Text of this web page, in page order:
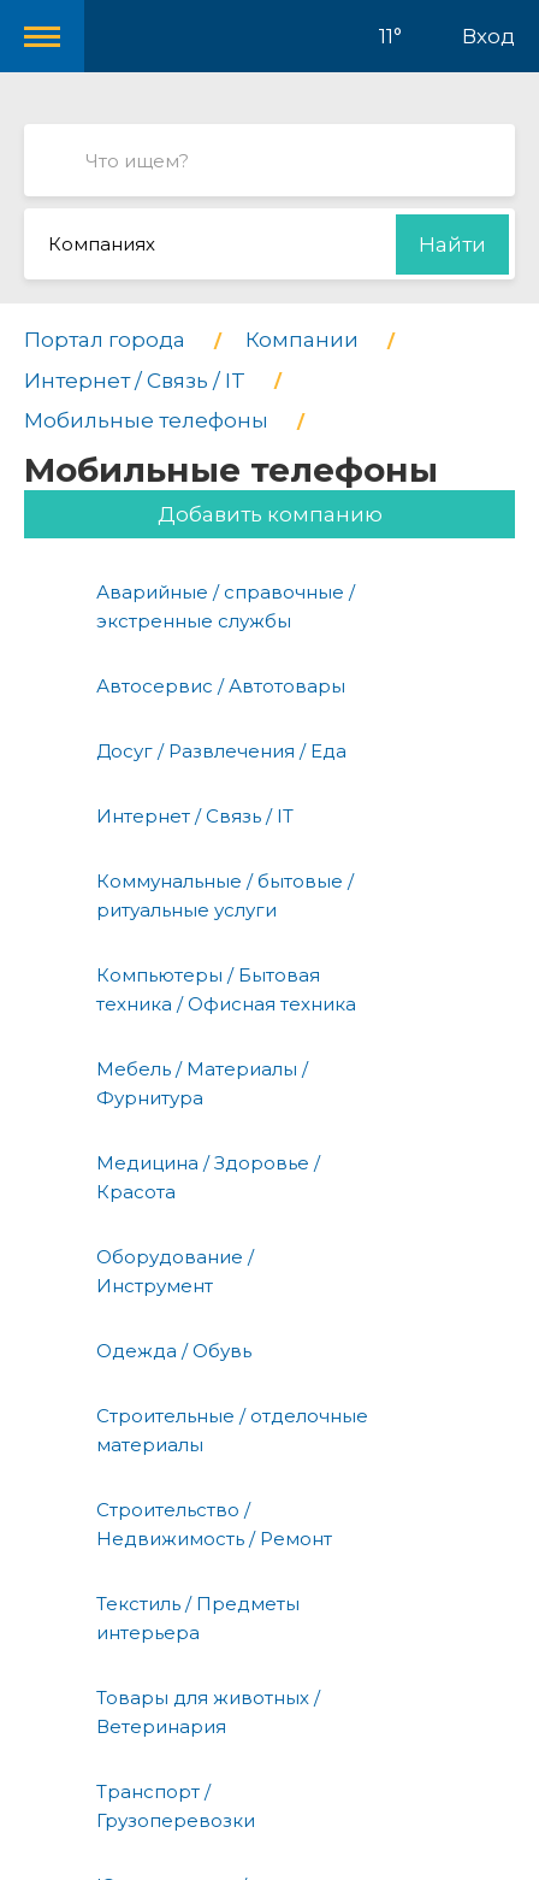
11° Вход
Компаниях Найти
Портал города
Компании
Интернет / Связь / IT
Мобильные телефоны
Мобильные телефоны
Добавить компанию
Аварийные / справочные /
экстренные службы
Автосервис / Автотовары
Досуг / Развлечения / Еда
Интернет / Связь / IT
Коммунальные / бытовые /
ритуальные услуги
Компьютеры / Бытовая
техника / Офисная техника
Мебель / Материалы /
Фурнитура
Медицина / Здоровье /
Красота
Оборудование /
Инструмент
Одежда / Обувь
Строительные / отделочные
материалы
Строительство /
Недвижимость / Ремонт
Текстиль / Предметы
интерьера
Товары для животных /
Ветеринария
Транспорт /
Грузоперевозки